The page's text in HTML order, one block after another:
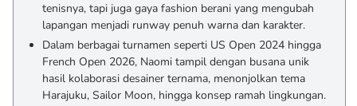
tenisnya, tapi juga gaya fashion berani yang mengubah
lapangan menjadi runway penuh warna dan karakter.
Dalam berbagai turnamen seperti US Open 2024 hingga
French Open 2026, Naomi tampil dengan busana unik
hasil kolaborasi desainer ternama, menonjolkan tema
Harajuku, Sailor Moon, hingga konsep ramah lingkungan.